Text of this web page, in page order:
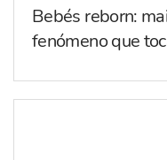
Bebés reborn:
fenómeno que